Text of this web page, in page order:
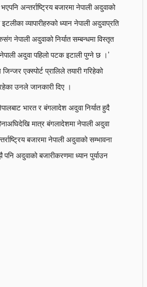
अन्तर्राष्ट्रिय बजारमा नेपाली अदुवाको
व्यापारीहरुको ध्यान नेपाली अदुवाप्रति
नेपाली अदुवाको निर्यात सम्बन्धमा विस्तृत
अदुवा पहिलो पटक इटाली पुग्ने छ ।’
जिन्जर एक्स्पोर्ट प्रालिले तयारी गरिहेको
उनले जानकारी दिए ।
भारत र बंगलादेश अदुवा निर्यात हुदै
मात्र बंगलादेशमा नेपाली अदुवा
बजारमा नेपाली अदुवाको सम्भावना
अदुवाको बजारीकरणमा ध्यान पुर्याउन